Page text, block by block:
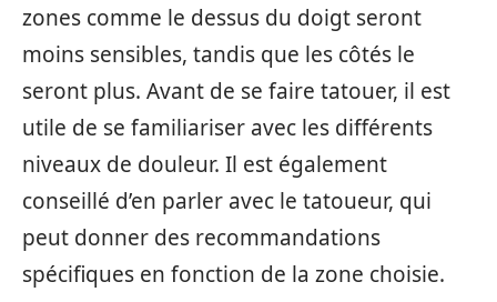
zones comme le dessus du doigt seront
moins sensibles, tandis que les côtés le
seront plus. Avant de se faire tatouer, il est
utile de se familiariser avec les différents
niveaux de douleur. Il est également
conseillé d’en parler avec le tatoueur, qui
peut donner des recommandations
spécifiques en fonction de la zone choisie.